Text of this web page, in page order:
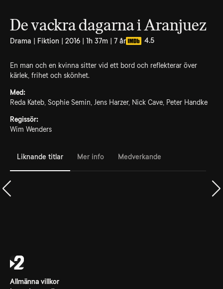
De vackra dagarna i Aranjuez
Drama | Fiktion | 2016 | 1h 37m | 7 år 4.5
En man och en kvinna sitter vid ett bord och reflekterar över
kärlek, frihet och skönhet.
Med:
Reda Kateb, Sophie Semin, Jens Harzer, Nick Cave, Peter Handke
Regissör:
Wim Wenders
Liknande titlar Mer info Medverkande
Allmänna villkor